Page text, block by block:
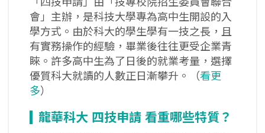
會」主辦，是科技大學專為高中生開設的入
學方式。由於科大的學生學有一技之長，且
有實務操作的經驗，畢業後往往更受企業青
睞。許多高中生為了日後的就業考量，選擇
優質科大就讀的人數正日漸攀升。（看更
多）
龍華科大 四技申請 看重哪些特質？